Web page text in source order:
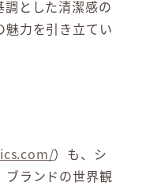
調とした清潔感の
魅力を引き立てい
）も、シ
ブランドの世界観